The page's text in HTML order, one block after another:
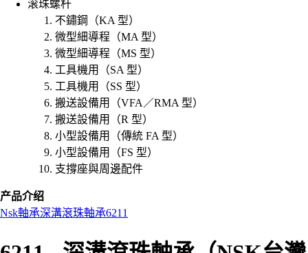
滚珠螺杆
不鏽鋼（KA 型）
微型細導程（MA 型）
微型細導程（MS 型）
工具機用（SA 型）
工具機用（SS 型）
搬送設備用（VFA／RMA 型）
搬送設備用（R 型）
小型設備用（傳統 FA 型）
小型設備用（FS 型）
支撐座與周邊配件
产品介绍
Nsk軸承深溝滾珠軸承6211